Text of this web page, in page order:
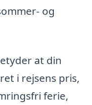
og
at din
i rejsens pris,
ferie,